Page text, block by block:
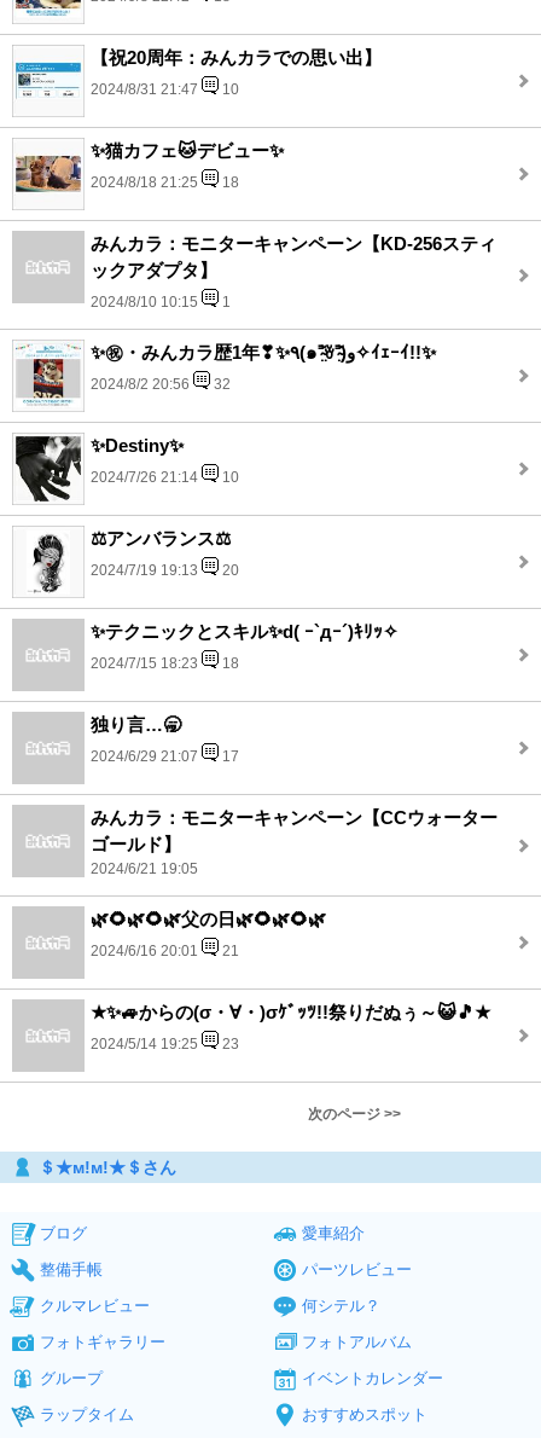
【祝20周年：みんカラでの思い出】
2024/8/31 21:47 10
✨猫カフェ🐱デビュー✨
2024/8/18 21:25 18
みんカラ：モニターキャンペーン【KD-256スティ
ックアダプタ】
2024/8/10 10:15 1
✨㊗️・みんカラ歴1年❣✨٩(๑⁼̴̤̆ꈊ⁼̴̤̆)و✧ｲｪｰｲ!!✨
2024/8/2 20:56 32
✨Destiny✨
2024/7/26 21:14 10
⚖️アンバランス⚖️
2024/7/19 19:13 20
✨テクニックとスキル✨d( ｰ`дｰ´)ｷﾘｯ✧
2024/7/15 18:23 18
独り言…🥱
2024/6/29 21:07 17
みんカラ：モニターキャンペーン【CCウォーター
ゴールド】
2024/6/21 19:05
🌿🌻🌿🌻🌿父の日🌿🌻🌿🌻🌿
2024/6/16 20:01 21
★✨🚙からの(σ・∀・)σｹﾞｯﾂ!!祭りだぬぅ～😺🎵★
2024/5/14 19:25 23
次のページ >>
＄★м!м!★＄さん
ブログ
愛車紹介
整備手帳
パーツレビュー
クルマレビュー
何シテル？
フォトギャラリー
フォトアルバム
グループ
イベントカレンダー
ラップタイム
おすすめスポット